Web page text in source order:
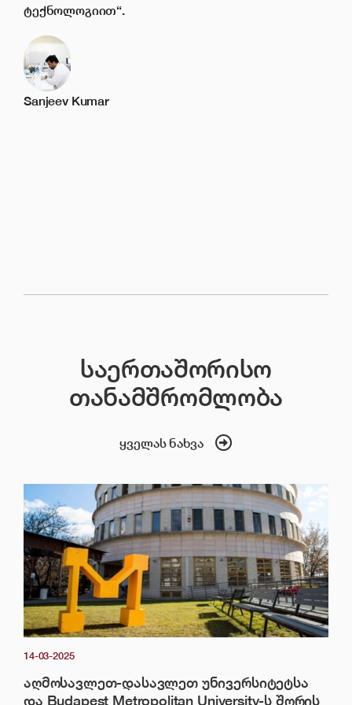
ტექნოლოგიით“.
Sanjeev Kumar
საერთაშორისო
თანამშრომლობა
ყველას ნახვა
14-03-2025
აღმოსავლეთ-დასავლეთ უნივერსიტეტსა
და Budapest Metropolitan University-ს შორის